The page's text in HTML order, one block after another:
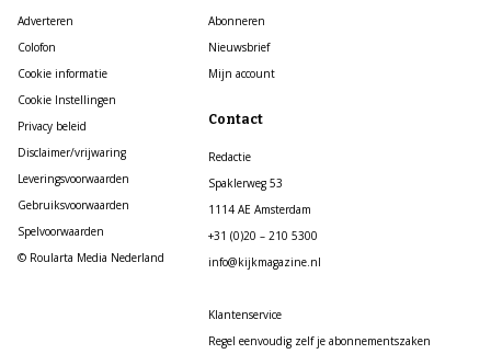
Adverteren
Colofon
Cookie informatie
Cookie Instellingen
Privacy beleid
Disclaimer/vrijwaring
Leveringsvoorwaarden
Gebruiksvoorwaarden
Spelvoorwaarden
© Roularta Media Nederland
Abonneren
Nieuwsbrief
Mijn account
Contact
Redactie
Spaklerweg 53
1114 AE Amsterdam
+31 (0)20 – 210 5300
info@kijkmagazine.nl
Klantenservice
Regel eenvoudig zelf je abonnementszaken